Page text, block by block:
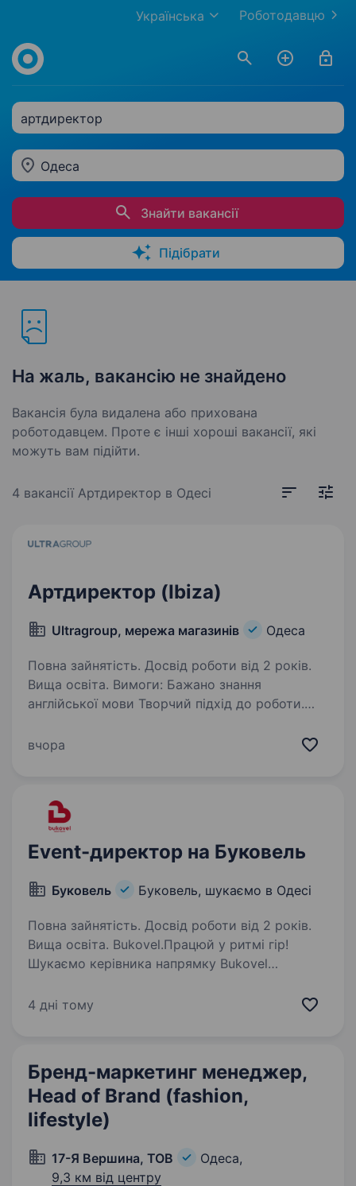
Роботодавцю
Українська
артдиректор
Одеса
Знайти вакансії
Підібрати
На жаль, вакансію не знайдено
Вакансія була видалена або прихована
роботодавцем. Проте є інші хороші вакансії, які
можуть вам підійти.
4 вакансії Артдиректор в Одесі
Артдиректор (Ibiza)
Ultragroup, мережа магазинів Одеса
Повна зайнятість. Досвід роботи від 2 років.
Вища освіта. Вимоги: Бажано знання
англійської мови Творчий підхід до роботи.
Організованість, дотримання дедлайнів, вміння
вчора
Event-директор на Буковель
Буковель Буковель, шукаємо в Одесі
Повна зайнятість. Досвід роботи від 2 років.
Вища освіта. Bukovel.Працюй у ритмі гір!
Шукаємо керівника напрямку Bukovel
бо ми: розвиваємо головний всесезонний
4 дні тому
Бренд-маркетинг менеджер,
Head of Brand (fashion,
lifestyle)
17-Я Вершина, ТОВ
Одеса,
9,3 км від центру